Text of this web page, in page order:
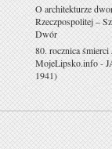
O architekturze
Rzeczpospolitej –
Dwór
80. rocznica
MojeLipsko.info-
1941)